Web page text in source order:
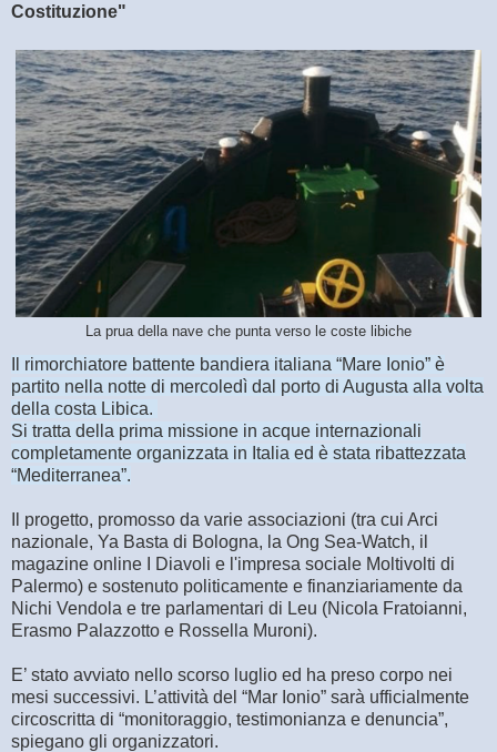
Costituzione"
La prua della nave che punta verso le coste libiche
Il rimorchiatore battente bandiera italiana “Mare Ionio” è
partito nella notte di mercoledì dal porto di Augusta alla volta
della costa Libica.
Si tratta della prima missione in acque internazionali
completamente organizzata in Italia ed è stata ribattezzata
“Mediterranea”.
Il progetto, promosso da varie associazioni (tra cui Arci
nazionale, Ya Basta di Bologna, la Ong Sea-Watch, il
magazine online I Diavoli e l'impresa sociale Moltivolti di
Palermo) e sostenuto politicamente e finanziariamente da
Nichi Vendola e tre parlamentari di Leu (Nicola Fratoianni,
Erasmo Palazzotto e Rossella Muroni).
E’ stato avviato nello scorso luglio ed ha preso corpo nei
mesi successivi. L’attività del “Mar Ionio” sarà ufficialmente
circoscritta di “monitoraggio, testimonianza e denuncia”,
spiegano gli organizzatori.